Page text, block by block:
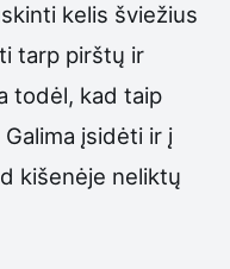
kelis šviežius
tarp pirštų ir
todėl, kad taip
įsidėti ir į
kišenėje neliktų